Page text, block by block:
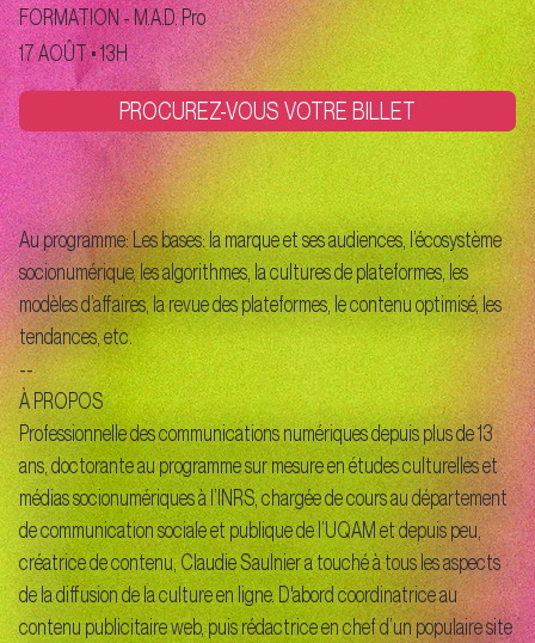
17 AOÛT • 13H
FORMATION - M.A.D. Pro
PROCUREZ-VOUS VOTRE BILLET
Au programme: Les bases: la marque et ses audiences, l’écosystème
socionumérique, les algorithmes, la cultures de plateformes, les
modèles d’affaires, la revue des plateformes, le contenu optimisé, les
tendances, etc.
--
À PROPOS
Professionnelle des communications numériques depuis plus de 13
ans, doctorante au programme sur mesure en études culturelles et
médias socionumériques à l’INRS, chargée de cours au département
de communication sociale et publique de l’UQAM et depuis peu,
créatrice de contenu, Claudie Saulnier a touché à tous les aspects
de la diffusion de la culture en ligne. D'abord coordinatrice au
contenu publicitaire web, puis rédactrice en chef d’un populaire site